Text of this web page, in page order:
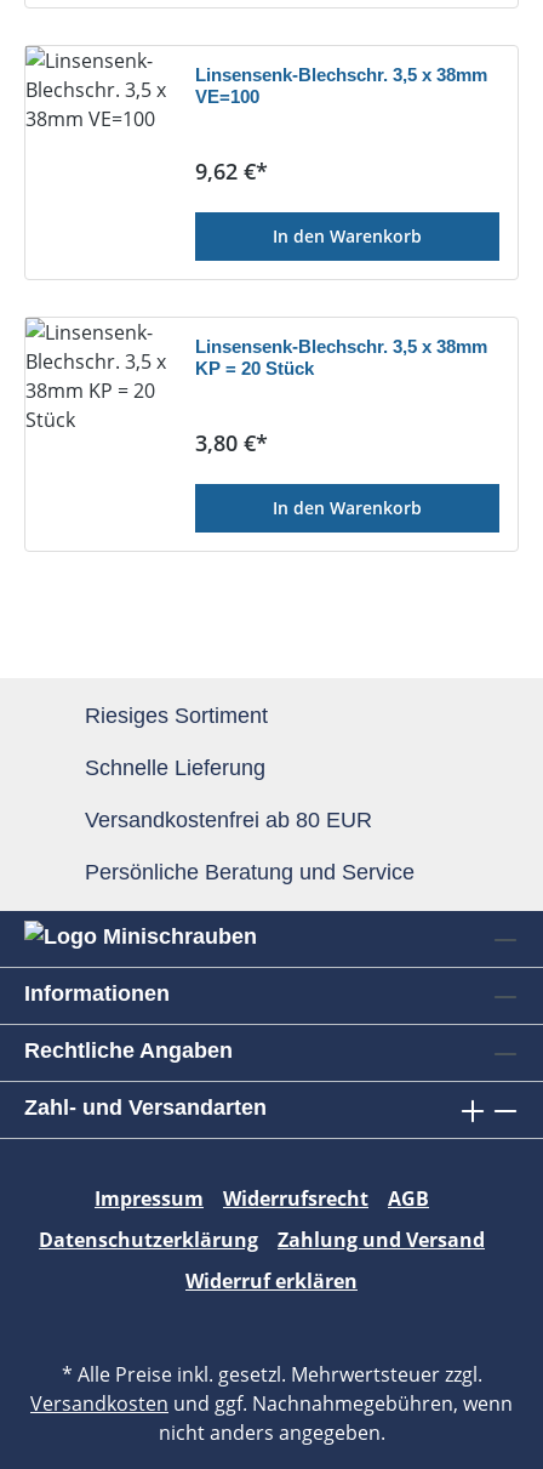
Linsensenk-Blechschr. 3,5 x 38mm
VE=100
Regulärer Preis:
9,62 €*
In den Warenkorb
Linsensenk-Blechschr. 3,5 x 38mm
KP = 20 Stück
Regulärer Preis:
3,80 €*
In den Warenkorb
Riesiges Sortiment
Schnelle Lieferung
Versandkostenfrei ab 80 EUR
Persönliche Beratung und Service
Informationen
Rechtliche Angaben
Zahl- und Versandarten
Impressum Widerrufsrecht
AGB
Datenschutzerklärung
Zahlung und Versand
Widerruf erklären
* Alle Preise inkl. gesetzl. Mehrwertsteuer zzgl.
Versandkosten und ggf. Nachnahmegebühren, wenn
nicht anders angegeben.